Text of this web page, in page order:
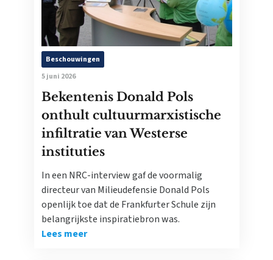
Beschouwingen
5 juni 2026
Bekentenis Donald Pols
onthult cultuurmarxistische
infiltratie van Westerse
instituties
In een NRC-interview gaf de voormalig
directeur van Milieudefensie Donald Pols
openlijk toe dat de Frankfurter Schule zijn
belangrijkste inspiratiebron was.
Lees meer